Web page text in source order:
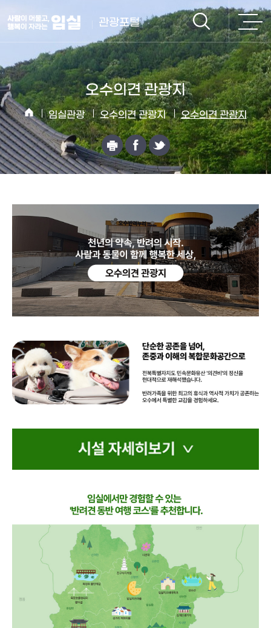
관광포털
오수의견 관광지
임실관광 오수의견 관광지 오수의견 관광지